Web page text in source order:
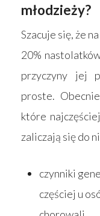
młodzieży?
Szacuje się, że
20%
przyczyny jej
proste.
które
zaliczają się do
czynniki
częściej u